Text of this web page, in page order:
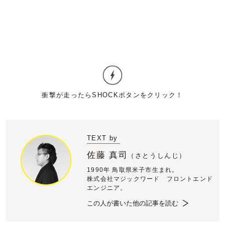
TEXT by
佐藤 真司 （ さとうしんじ）
1990年 鳥取県米子市生まれ。
株式会社マジックワード フロントエンド
エンジニア。
この人が書いた他の記事を読む